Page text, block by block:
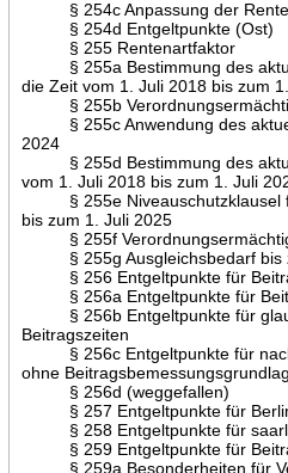
§ 254c Anpassung der
§ 254d Entgeltpunkte (Ost)
§ 255 Rentenartfaktor
§ 255a Bestimmung des
die Zeit vom 1. Juli 2018 bis zum
§ 255b
§ 255c Anwendung des
2024
§ 255d Bestimmung des
vom 1. Juli 2018 bis zum 1. Juli
§ 255e Niveauschutzklausel
bis zum 1. Juli 2025
§ 255f
§ 255g Ausgleichsbedarf bis
§ 256 Entgeltpunkte für
§ 256a Entgeltpunkte für
§ 256b Entgeltpunkte für
Beitragszeiten
§ 256c Entgeltpunkte für
ohne
§ 256d (weggefallen)
§ 257 Entgeltpunkte für
§ 258 Entgeltpunkte für
§ 259 Entgeltpunkte für
§ 259a Besonderheiten für